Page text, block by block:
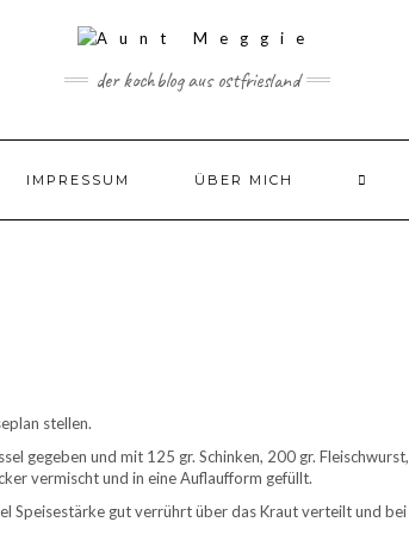
der kochblog aus ostfriesland
IMPRESSUM ÜBER MICH
stellen.
gegeben und mit 125 gr. Schinken, 200 gr. Fleischwurst,
vermischt und in eine Auflaufform gefüllt.
Speisestärke gut verrührt über das Kraut verteilt und bei